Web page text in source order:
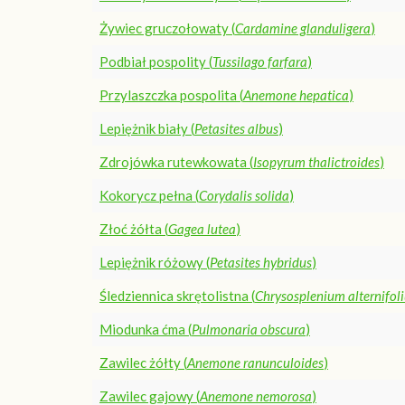
Żywiec gruczołowaty (Cardamine glanduligera)
Podbiał pospolity (Tussilago farfara)
Przylaszczka pospolita (Anemone hepatica)
Lepiężnik biały (Petasites albus)
Zdrojówka rutewkowata (Isopyrum thalictroides)
Kokorycz pełna (Corydalis solida)
Złoć żółta (Gagea lutea)
Lepiężnik różowy (Petasites hybridus)
Śledziennica skrętolistna (Chrysosplenium
Miodunka ćma (Pulmonaria obscura)
Zawilec żółty (Anemone ranunculoides)
Zawilec gajowy (Anemone nemorosa)